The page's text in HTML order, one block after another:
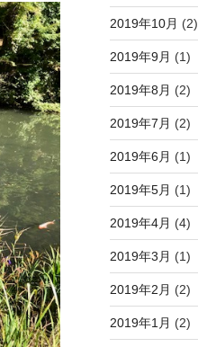
2019年10月 (2)
2019年9月 (1)
2019年8月 (2)
2019年7月 (2)
2019年6月 (1)
2019年5月 (1)
2019年4月 (4)
2019年3月 (1)
2019年2月 (2)
2019年1月 (2)